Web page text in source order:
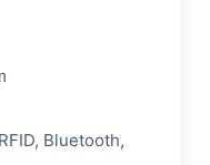
Bluetooth,